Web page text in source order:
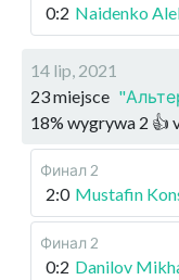
0:2 Naidenko
14 lip, 2021
23 miejsce
18% wygrywa 2 👍
Финал 2
2:0 Mustafin
Финал 2
0:2 Danilov